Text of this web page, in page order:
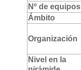
Nº de equipos
Ámbito
Organización
Nivel en la